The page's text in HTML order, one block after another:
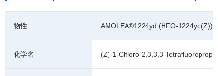
物性 AMOLEA®1224yd (HFO-1224yd(Z))
化学名 (Z)-1-Chloro-2,3,3,3-